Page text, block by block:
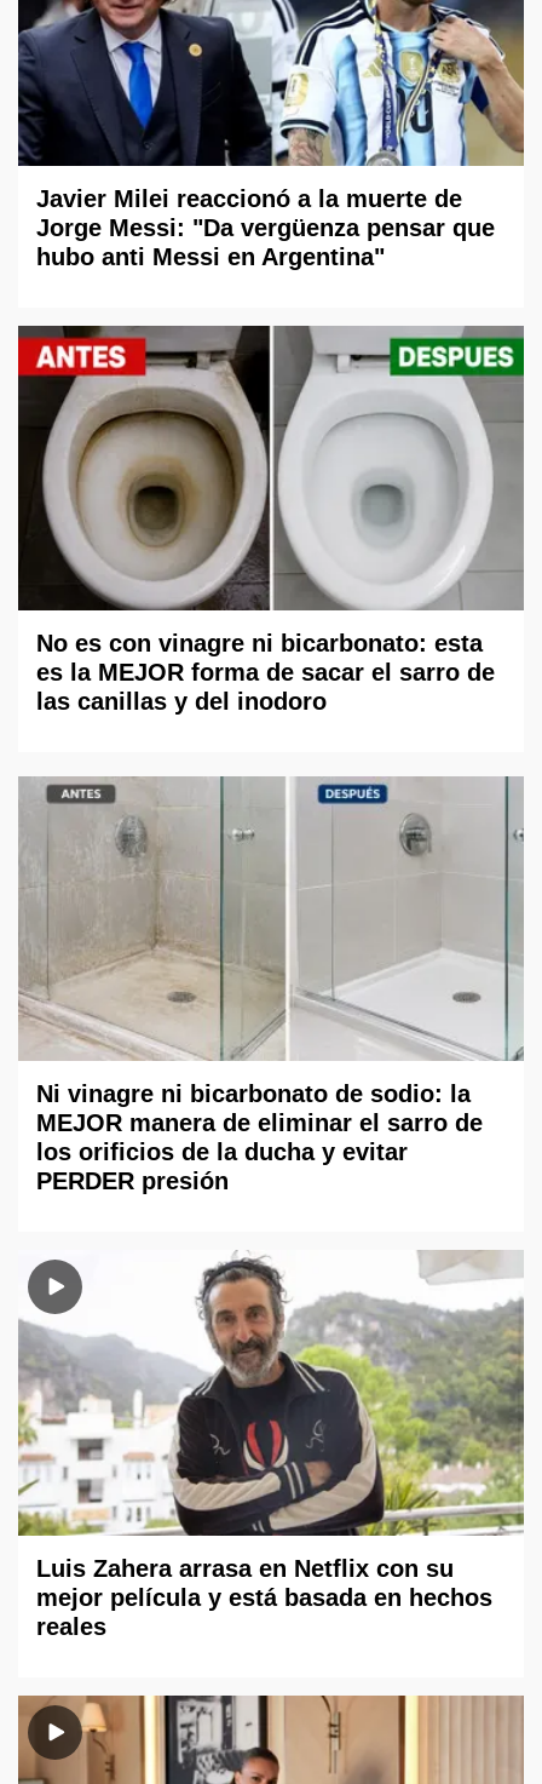
Javier Milei reaccionó a la muerte de
Jorge Messi: "Da vergüenza pensar que
hubo anti Messi en Argentina"
No es con vinagre ni bicarbonato: esta
es la MEJOR forma de sacar el sarro de
las canillas y del inodoro
Ni vinagre ni bicarbonato de sodio: la
MEJOR manera de eliminar el sarro de
los orificios de la ducha y evitar
PERDER presión
Luis Zahera arrasa en Netflix con su
mejor película y está basada en hechos
reales